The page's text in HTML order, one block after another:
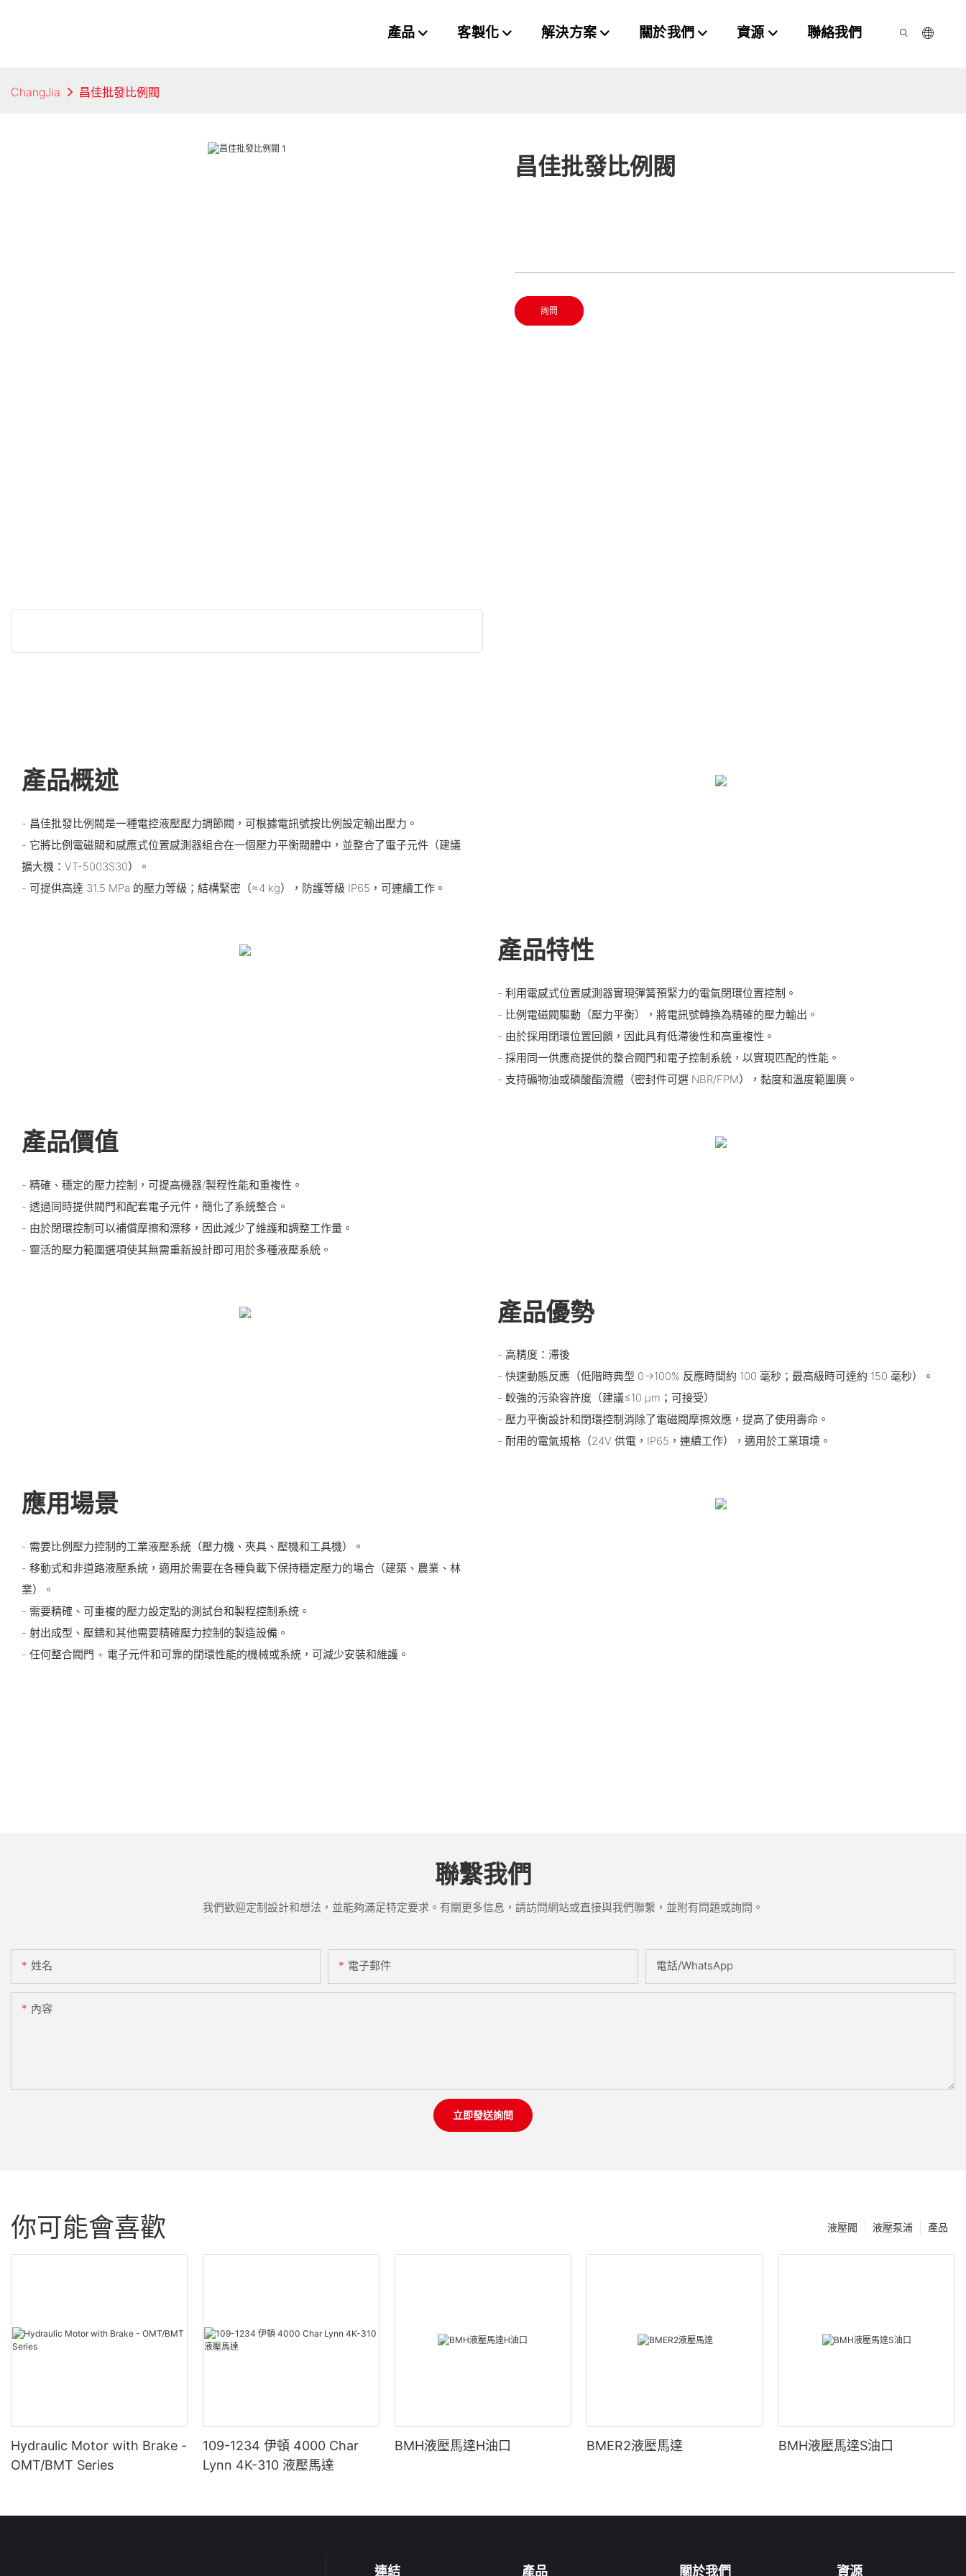
產品 客製化 解決方案 關於我們 資源 聯絡我們
ChangJia 昌佳批發比例閥
昌佳批發比例閥
詢問
產品概述
- 昌佳批發比例閥是一種電控液壓壓力調節閥，可根據電訊號按比例設定輸出壓力。
- 它將比例電磁閥和感應式位置感測器組合在一個壓力平衡閥體中，並整合了電子元件（建議
擴大機：VT-5003S30）。
- 可提供高達 31.5 MPa 的壓力等級；結構緊密（≈4 kg），防護等級 IP65，可連續工作。
產品特性
- 利用電感式位置感測器實現彈簧預緊力的電氣閉環位置控制。
- 比例電磁閥驅動（壓力平衡），將電訊號轉換為精確的壓力輸出。
- 由於採用閉環位置回饋，因此具有低滯後性和高重複性。
- 採用同一供應商提供的整合閥門和電子控制系統，以實現匹配的性能。
- 支持礦物油或磷酸酯流體（密封件可選 NBR/FPM），黏度和溫度範圍廣。
產品價值
- 精確、穩定的壓力控制，可提高機器/製程性能和重複性。
- 透過同時提供閥門和配套電子元件，簡化了系統整合。
- 由於閉環控制可以補償摩擦和漂移，因此減少了維護和調整工作量。
- 靈活的壓力範圍選項使其無需重新設計即可用於多種液壓系統。
產品優勢
- 高精度：滯後
- 快速動態反應（低階時典型 0→100% 反應時間約 100 毫秒；最高級時可達約 150 毫秒）。
- 較強的污染容許度（建議≤10 µm；可接受）
- 壓力平衡設計和閉環控制消除了電磁閥摩擦效應，提高了使用壽命。
- 耐用的電氣規格（24V 供電，IP65，連續工作），適用於工業環境。
應用場景
- 需要比例壓力控制的工業液壓系統（壓力機、夾具、壓機和工具機）。
- 移動式和非道路液壓系統，適用於需要在各種負載下保持穩定壓力的場合（建築、農業、林
業）。
- 需要精確、可重複的壓力設定點的測試台和製程控制系統。
- 射出成型、壓鑄和其他需要精確壓力控制的製造設備。
- 任何整合閥門 + 電子元件和可靠的閉環性能的機械或系統，可減少安裝和維護。
聯繫我們
我們歡迎定制設計和想法，並能夠滿足特定要求。有關更多信息，請訪問網站或直接與我們聯繫，並附有問題或詢問。
姓名 電子郵件 電話/WhatsApp
內容
立即發送詢問
你可能會喜歡 產品
液壓泵浦
液壓閥
Hydraulic Motor with Brake -
OMT/BMT Series
109-1234 伊頓 4000 Char
Lynn 4K-310 液壓馬達
BMH液壓馬達H油口 BMER2液壓馬達 BMH液壓馬達S油口
連結 產品 關於我們 資源